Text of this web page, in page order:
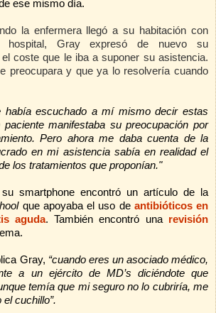
ese mismo día.
la enfermera llegó a su habitación con
hospital, Gray expresó de nuevo su
coste que le iba a suponer su asistencia.
preocupara y que ya lo resolvería cuando
había escuchado a mí mismo decir estas
manifestaba su preocupación por
Pero ahora me daba cuenta de la
en mi asistencia sabía en realidad el
los tratamientos que proponían."
smartphone encontró un artículo de
la
que apoyaba el uso de antibióticos en
aguda.También encontró una revisión
Gray, “cuando eres un asociado médico,
a un ejército de MD’s diciéndote que
temía que mi seguro no lo cubriría, me
el cuchillo”.